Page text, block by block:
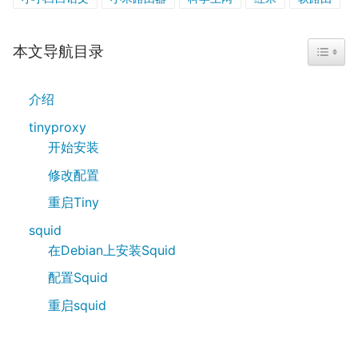
本文导航目录
介绍
tinyproxy
开始安装
修改配置
重启Tiny
squid
在Debian上安装Squid
配置Squid
重启squid